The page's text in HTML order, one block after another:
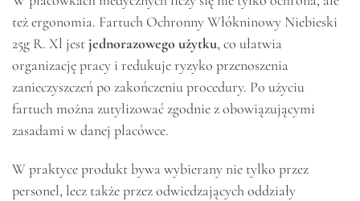
też ergonomia. Fartuch Ochronny Włókninowy Niebieski
25g R. Xl jestjednorazowego użytku, co ułatwia
organizację pracy i redukuje ryzyko przenoszenia
zanieczyszczeń po zakończeniu procedury. Po użyciu
fartuch można zutylizować zgodnie z obowiązującymi
zasadami w danej placówce.
W praktyce produkt bywa wybierany nie tylko przez
personel, lecz także przez odwiedzających oddziały